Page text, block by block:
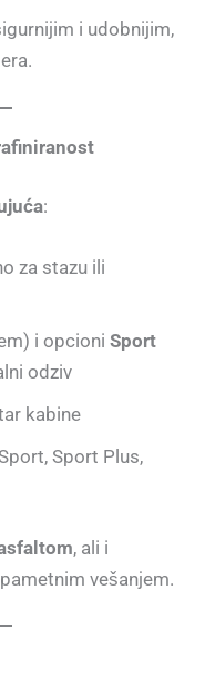
i udobnijim,
:
za stazu ili
i opcioniSport
odziv
kabine
Sport Plus,
, ali i
vešanjem.